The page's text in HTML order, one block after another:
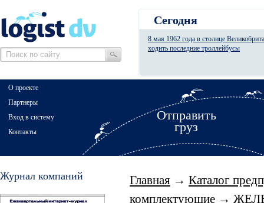
Сегодня
8 мая 1962 года в столице
ходить последние троллейбусы
Отправить
груз
О проекте
Партнеры
Вход в систему
Контакты
Журнал компаний Главная → Каталог
комплектующие →